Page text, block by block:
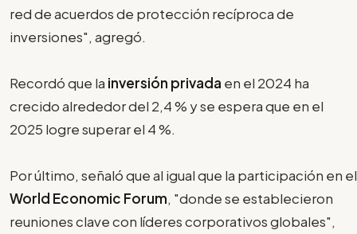
red de acuerdos de protección recíproca de
inversiones", agregó.
Recordó que la inversión privada en el 2024 ha
crecido alrededor del 2,4 % y se espera que en el
2025 logre superar el 4 %.
Por último, señaló que al igual que la participación en el
World Economic Forum, "donde se establecieron
reuniones clave con líderes corporativos globales",